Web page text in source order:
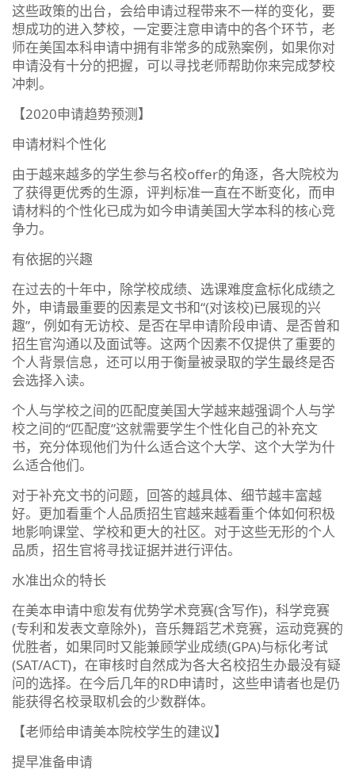
这些政策的出台，会给申请过程带来不一样的变化，要
想成功的进入梦校，一定要注意申请中的各个环节，老
师在美国本科申请中拥有非常多的成熟案例，如果你对
申请没有十分的把握，可以寻找老师帮助你来完成梦校
冲刺。
【2020申请趋势预测】
申请材料个性化
由于越来越多的学生参与名校offer的角逐，各大院校为
了获得更优秀的生源，评判标准一直在不断变化，而申
请材料的个性化已成为如今申请美国大学本科的核心竞
争力。
有依据的兴趣
在过去的十年中，除学校成绩、选课难度盒标化成绩之
外，申请最重要的因素是文书和“(对该校)已展现的兴
趣”，例如有无访校、是否在早申请阶段申请、是否曾和
招生官沟通以及面试等。这两个因素不仅提供了重要的
个人背景信息，还可以用于衡量被录取的学生最终是否
会选择入读。
个人与学校之间的匹配度美国大学越来越强调个人与学
校之间的“匹配度”这就需要学生个性化自己的补充文
书，充分体现他们为什么适合这个大学、这个大学为什
么适合他们。
对于补充文书的问题，回答的越具体、细节越丰富越
好。更加看重个人品质招生官越来越看重个体如何积极
地影响课堂、学校和更大的社区。对于这些无形的个人
品质，招生官将寻找证据并进行评估。
水准出众的特长
在美本申请中愈发有优势学术竞赛(含写作)，科学竞赛
(专利和发表文章除外)，音乐舞蹈艺术竞赛，运动竞赛的
优胜者，如果同时又能兼顾学业成绩(GPA)与标化考试
(SAT/ACT)，在审核时自然成为各大名校招生办最没有疑
问的选择。在今后几年的RD申请时，这些申请者也是仍
能获得名校录取机会的少数群体。
【老师给申请美本院校学生的建议】
提早准备申请